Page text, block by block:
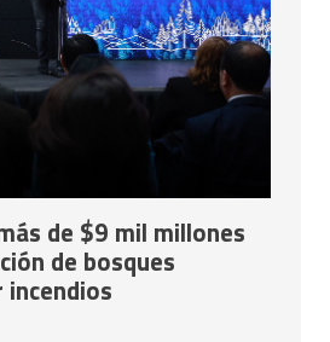
de $9 mil millones
de bosques